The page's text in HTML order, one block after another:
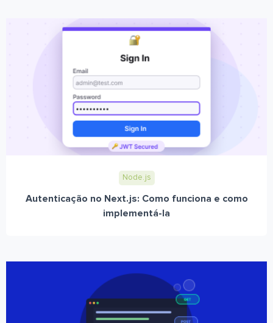
Node.js
Autenticação no Next.js: Como funciona e como
implementá-la